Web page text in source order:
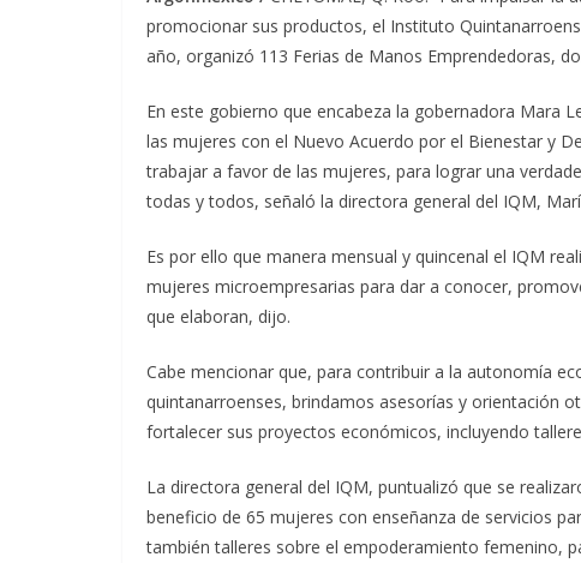
promocionar sus productos, el Instituto
año, organizó 113 Ferias de Manos Emprendedoras,
En este gobierno que encabeza la gobernadora Mara
las mujeres con el Nuevo Acuerdo por el Bienestar y
trabajar a favor de las mujeres, para lograr una
todas y todos, señaló la directora general del IQM,
Es por ello que manera mensual y quincenal el IQM
mujeres microempresarias para dar a conocer,
que elaboran, dijo.
Cabe mencionar que, para contribuir a la autonomía
quintanarroenses, brindamos asesorías y orientación
fortalecer sus proyectos económicos, incluyendo
La directora general del IQM, puntualizó que se
beneficio de 65 mujeres con enseñanza de servicios
también talleres sobre el empoderamiento femenino,